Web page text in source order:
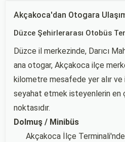
Akçakoca'dan Otogara
Düzce Şehirlerarası Otobüs
Düzce il merkezinde, Darıcı
ana otogar, Akçakoca ilçe
kilometre mesafede yer alır
seyahat etmek isteyenlerin en
noktasıdır.
Dolmuş / Minibüs
Akçakoca İlçe